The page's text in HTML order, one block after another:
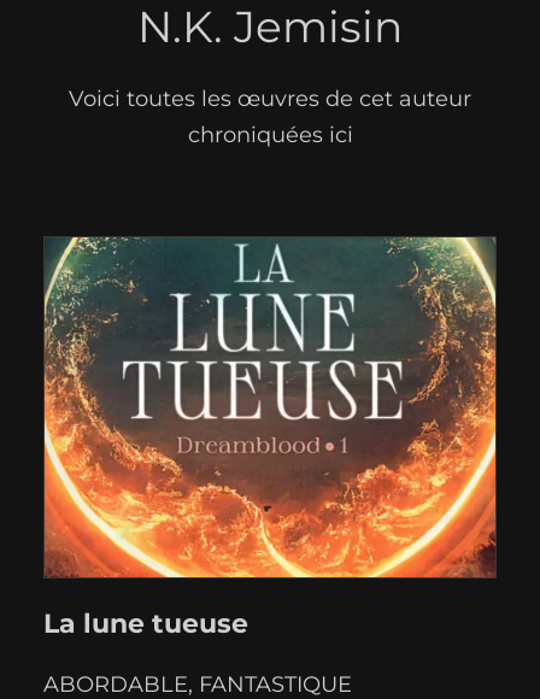
N.K. Jemisin
Voici toutes les œuvres de cet auteur
chroniquées ici
La lune tueuse
ABORDABLE, FANTASTIQUE